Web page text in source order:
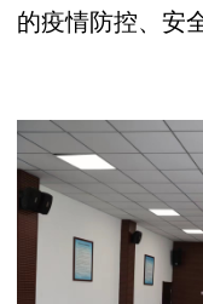
的疫情防控、安